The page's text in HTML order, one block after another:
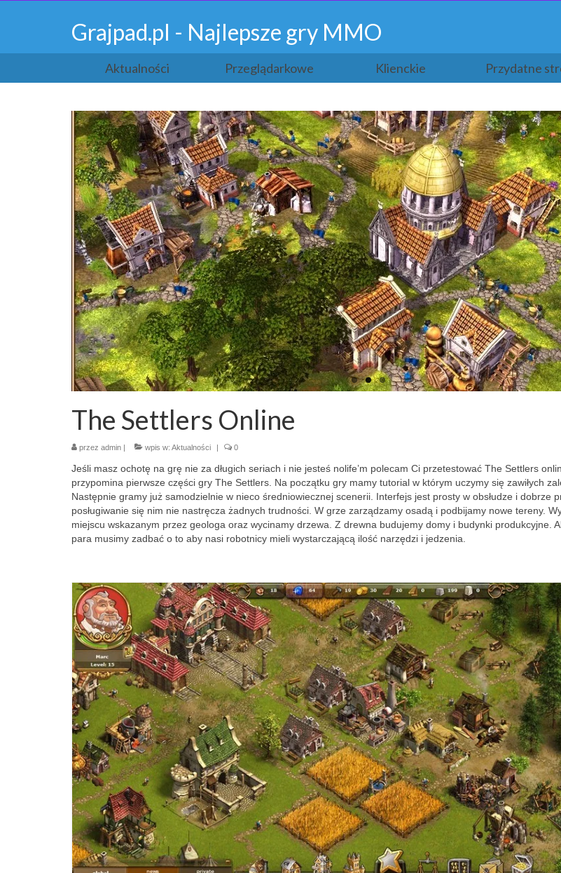
Grajpad.pl - Najlepsze gry MMO
Aktualności Przeglądarkowe Klienckie Przydatne
The Settlers Online
przez admin | wpis w: Aktualności | 0
Jeśli masz ochotę na grę nie za długich seriach i nie jesteś nolife’m polecam Ci przetestować The Settlers
przypomina pierwsze części gry The Settlers. Na początku gry mamy tutorial w którym uczymy się zawiłych
Następnie gramy już samodzielnie w nieco średniowiecznej scenerii. Interfejs jest prosty w obsłudze i dobrze
posługiwanie się nim nie nastręcza żadnych trudności. W grze zarządzamy osadą i podbijamy nowe tereny.
miejscu wskazanym przez geologa oraz wycinamy drzewa. Z drewna budujemy domy i budynki produkcyjne.
para musimy zadbać o to aby nasi robotnicy mieli wystarczającą ilość narzędzi i jedzenia.